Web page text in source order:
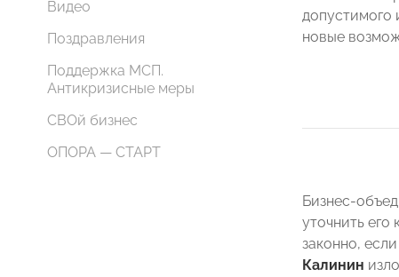
Видео
Поздравления
Поддержка МСП.
Антикризисные меры
СВОй бизнес
ОПОРА — СТАРТ
допустимого
новые
Бизнес-
уточнить
законно,
Калинин